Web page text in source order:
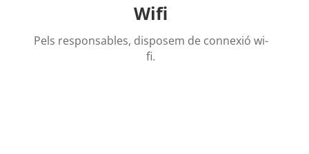
Wifi
Pels responsables, disposem de connexió wi-
fi.